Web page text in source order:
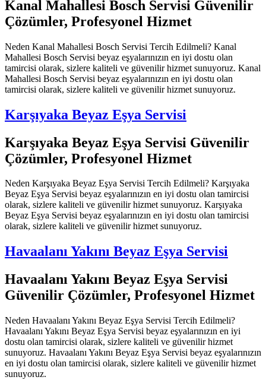
Kanal Mahallesi Bosch Servisi Güvenilir
Çözümler, Profesyonel Hizmet
Neden Kanal Mahallesi Bosch Servisi Tercih Edilmeli? Kanal
Mahallesi Bosch Servisi beyaz eşyalarınızın en iyi dostu olan
tamircisi olarak, sizlere kaliteli ve güvenilir hizmet sunuyoruz. Kanal
Mahallesi Bosch Servisi beyaz eşyalarınızın en iyi dostu olan
tamircisi olarak, sizlere kaliteli ve güvenilir hizmet sunuyoruz.
Karşıyaka Beyaz Eşya Servisi
Karşıyaka Beyaz Eşya Servisi Güvenilir
Çözümler, Profesyonel Hizmet
Neden Karşıyaka Beyaz Eşya Servisi Tercih Edilmeli? Karşıyaka
Beyaz Eşya Servisi beyaz eşyalarınızın en iyi dostu olan tamircisi
olarak, sizlere kaliteli ve güvenilir hizmet sunuyoruz. Karşıyaka
Beyaz Eşya Servisi beyaz eşyalarınızın en iyi dostu olan tamircisi
olarak, sizlere kaliteli ve güvenilir hizmet sunuyoruz.
Havaalanı Yakını Beyaz Eşya Servisi
Havaalanı Yakını Beyaz Eşya Servisi
Güvenilir Çözümler, Profesyonel Hizmet
Neden Havaalanı Yakını Beyaz Eşya Servisi Tercih Edilmeli?
Havaalanı Yakını Beyaz Eşya Servisi beyaz eşyalarınızın en iyi
dostu olan tamircisi olarak, sizlere kaliteli ve güvenilir hizmet
sunuyoruz. Havaalanı Yakını Beyaz Eşya Servisi beyaz eşyalarınızın
en iyi dostu olan tamircisi olarak, sizlere kaliteli ve güvenilir hizmet
sunuyoruz.